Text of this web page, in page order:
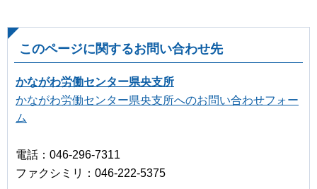
このページに関するお問い合わせ先
かながわ労働センター県央支所
かながわ労働センター県央支所へのお問い合わせフォー
ム
電話：046-296-7311
ファクシミリ：046-222-5375